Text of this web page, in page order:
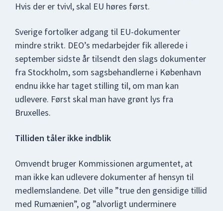
Hvis der er tvivl, skal EU høres først.
Sverige fortolker adgang til EU-dokumenter
mindre strikt. DEO’s medarbejder fik allerede i
september sidste år tilsendt den slags dokumenter
fra Stockholm, som sagsbehandlerne i København
endnu ikke har taget stilling til, om man kan
udlevere. Først skal man have grønt lys fra
Bruxelles.
Tilliden tåler ikke indblik
Omvendt bruger Kommissionen argumentet, at
man ikke kan udlevere dokumenter af hensyn til
medlemslandene. Det ville ”true den gensidige tillid
med Rumænien”, og ”alvorligt underminere